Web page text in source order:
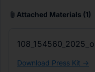
attach_file Attached Materials (1)
Download Press Kit ->